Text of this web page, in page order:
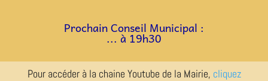
Prochain Conseil Municipal :
... à 19h30
Pour accéder à la chaine Youtube de la Mairie, cliquez